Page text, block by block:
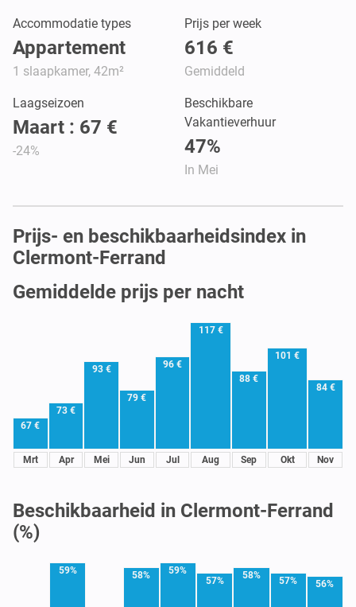
Accommodatie types
Appartement
1 slaapkamer, 42m²
Prijs per week
616 €
Gemiddeld
Laagseizoen
Maart : 67 €
-24%
Beschikbare
Vakantieverhuur
47%
In Mei
Prijs- en beschikbaarheidsindex in
Clermont-Ferrand
Gemiddelde prijs per nacht
67 €
Mrt
73 €
Apr
93 €
Mei
79 €
Jun
96 €
Jul
117 €
Aug
88 €
Sep
101 €
Okt
84 €
Nov
Beschikbaarheid in Clermont-Ferrand
(%)
59% 58%
59%
57%
58% 57% 56%